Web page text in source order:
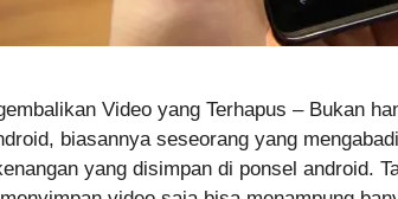
Video yang Terhapus – Bukan
biasannya seseorang yang
yang disimpan di ponsel android.